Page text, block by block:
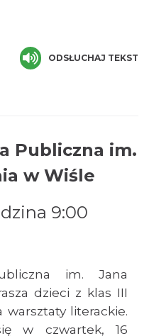
Adwentu”
2026-08-09
ODSŁUCHAJ TEKST
Publiczna im.
w Wiśle
9:00
im. Jana
dzieci z klas III
warsztaty literackie.
w czwartek, 16